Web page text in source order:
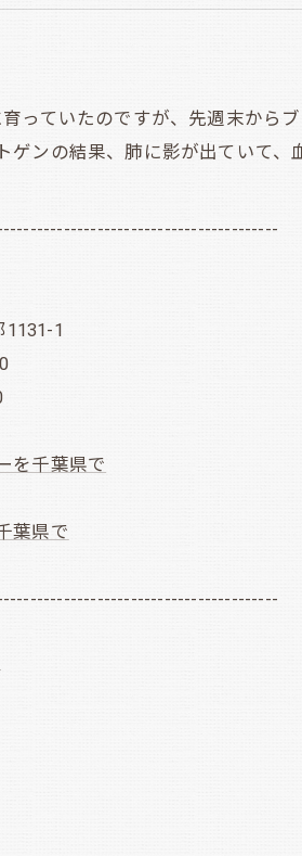
っていたのですが、先週末から
ゲンの結果、肺に影が出ていて、
1131-1
を千葉県で
葉県で